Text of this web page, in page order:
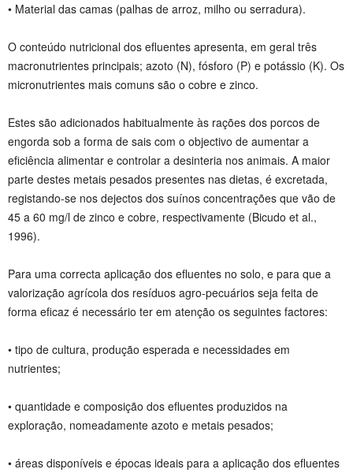
• Material das camas (palhas de arroz, milho ou serradura).
O conteúdo nutricional dos efluentes apresenta, em geral três
macronutrientes principais; azoto (N), fósforo (P) e potássio (K). Os
micronutrientes mais comuns são o cobre e zinco.
Estes são adicionados habitualmente às rações dos porcos de
engorda sob a forma de sais com o objectivo de aumentar a
eficiência alimentar e controlar a desinteria nos animais. A maior
parte destes metais pesados presentes nas dietas, é excretada,
registando-se nos dejectos dos suínos concentrações que vão de
45 a 60 mg/l de zinco e cobre, respectivamente (Bicudo et al.,
1996).
Para uma correcta aplicação dos efluentes no solo, e para que a
valorização agrícola dos resíduos agro-pecuários seja feita de
forma eficaz é necessário ter em atenção os seguintes factores:
• tipo de cultura, produção esperada e necessidades em
nutrientes;
• quantidade e composição dos efluentes produzidos na
exploração, nomeadamente azoto e metais pesados;
• áreas disponíveis e épocas ideais para a aplicação dos efluentes